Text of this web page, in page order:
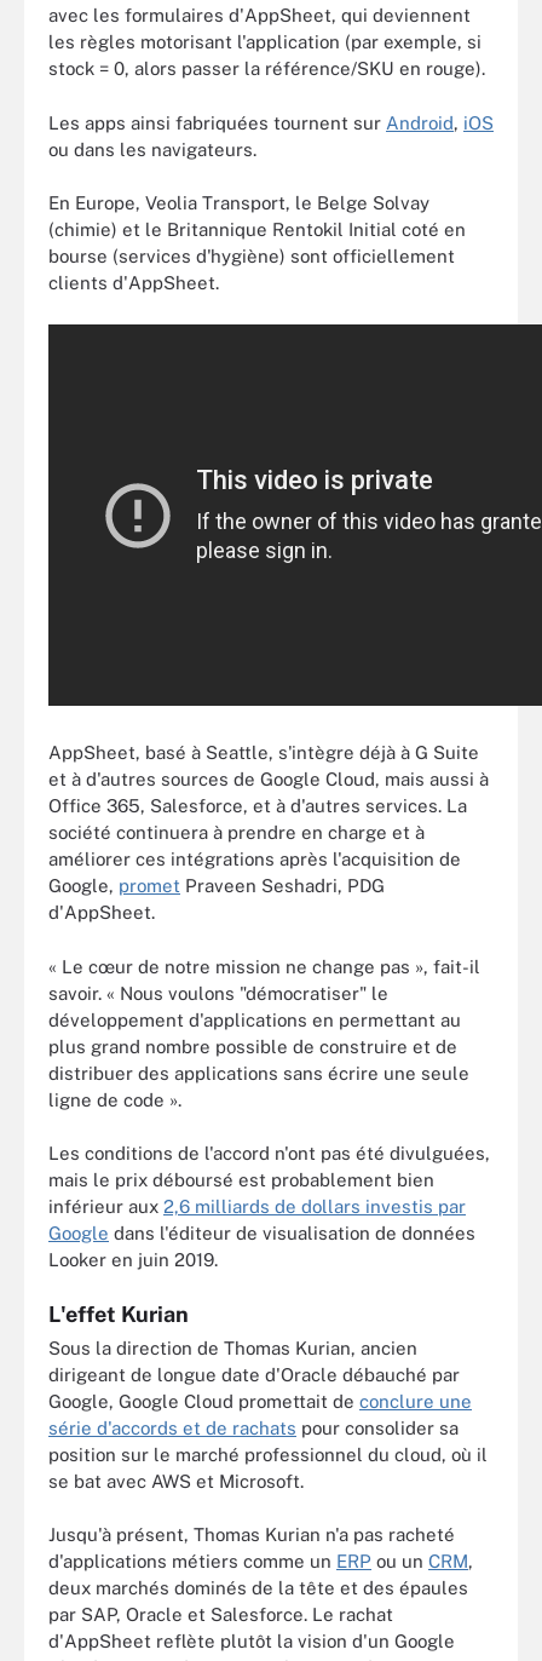
avec les formulaires d'AppSheet, qui deviennent
les règles motorisant l'application (par exemple, si
stock = 0, alors passer la référence/SKU en rouge).
Les apps ainsi fabriquées tournent sur Android, iOS
ou dans les navigateurs.
En Europe, Veolia Transport, le Belge Solvay
(chimie) et le Britannique Rentokil Initial coté en
bourse (services d'hygiène) sont officiellement
clients d'AppSheet.
AppSheet, basé à Seattle, s'intègre déjà à G Suite
et à d'autres sources de Google Cloud, mais aussi à
Office 365, Salesforce, et à d'autres services. La
société continuera à prendre en charge et à
améliorer ces intégrations après l'acquisition de
Google, promet Praveen Seshadri, PDG
d'AppSheet.
« Le cœur de notre mission ne change pas », fait-il
savoir. « Nous voulons "démocratiser" le
développement d'applications en permettant au
plus grand nombre possible de construire et de
distribuer des applications sans écrire une seule
ligne de code ».
Les conditions de l'accord n'ont pas été divulguées,
mais le prix déboursé est probablement bien
inférieur aux 2,6 milliards de dollars investis par
Google dans l'éditeur de visualisation de données
Looker en juin 2019.
L'effet Kurian
Sous la direction de Thomas Kurian, ancien
dirigeant de longue date d'Oracle débauché par
Google, Google Cloud promettait de conclure une
série d'accords et de rachats pour consolider sa
position sur le marché professionnel du cloud, où il
se bat avec AWS et Microsoft.
Jusqu'à présent, Thomas Kurian n'a pas racheté
d'applications métiers comme un ERP ou un CRM,
deux marchés dominés de la tête et des épaules
par SAP, Oracle et Salesforce. Le rachat
d'AppSheet reflète plutôt la vision d'un Google